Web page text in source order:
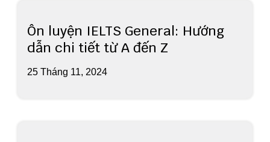
Ôn luyện IELTS General: Hướng
dẫn chi tiết từ A đến Z
25 Tháng 11, 2024